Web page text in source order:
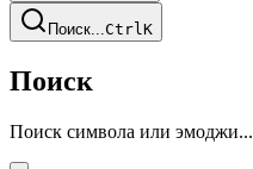
Поиск...CtrlK
Поиск
Поиск символа или эмоджи...